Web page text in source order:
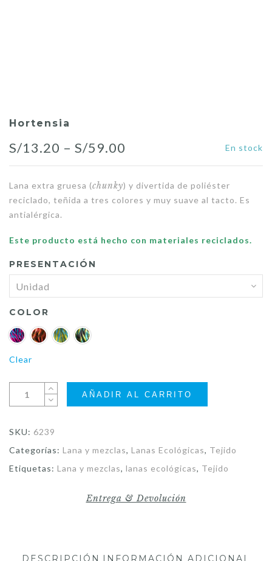
Hortensia
S/13.20 – S/59.00
range:
S/13.20
S/59.00
En stock
Lana extra gruesa (chunky) y divertida de poliéster
reciclado, teñida a tres colores y muy suave al tacto. Es
antialérgica.
Este producto está hecho con materiales reciclados.
PRESENTACIÓN
COLOR
Clear
AÑADIR AL CARRITO
SKU: 6239
Categorías: Lana y mezclas, Lanas Ecológicas, Tejido
Etiquetas: Lana y mezclas, lanas ecológicas, Tejido
Entrega & Devolución
DESCRIPCIÓN INFORMACIÓN ADICIONAL